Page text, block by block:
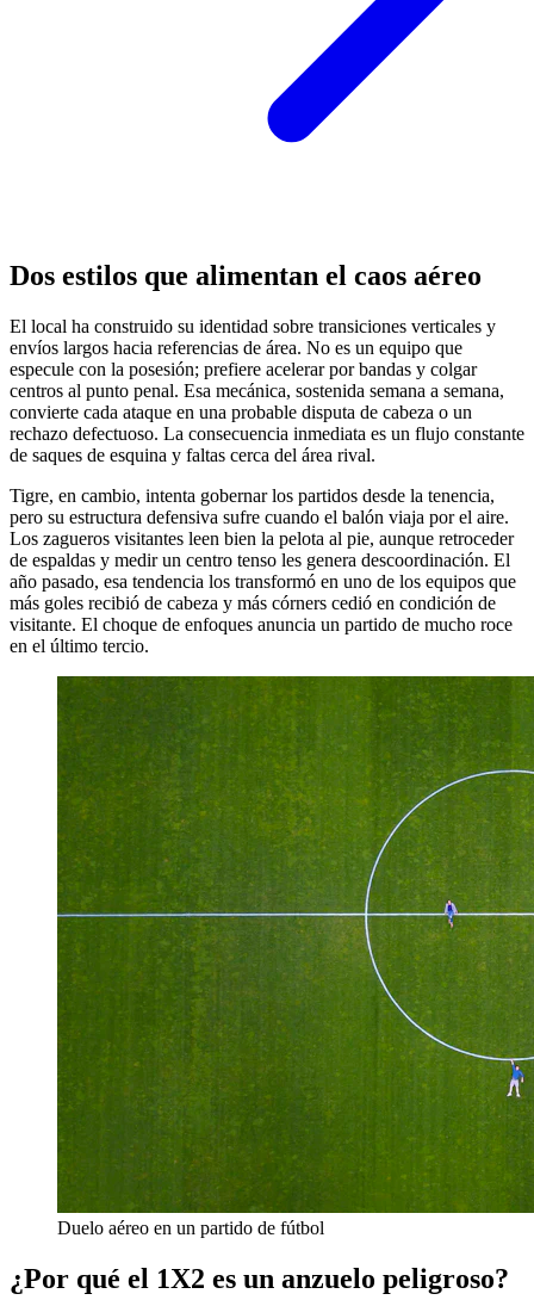
Dos estilos que alimentan el caos aéreo
El local ha construido su identidad sobre transiciones verticales y
envíos largos hacia referencias de área. No es un equipo que
especule con la posesión; prefiere acelerar por bandas y colgar
centros al punto penal. Esa mecánica, sostenida semana a semana,
convierte cada ataque en una probable disputa de cabeza o un
rechazo defectuoso. La consecuencia inmediata es un flujo constante
de saques de esquina y faltas cerca del área rival.
Tigre, en cambio, intenta gobernar los partidos desde la tenencia,
pero su estructura defensiva sufre cuando el balón viaja por el aire.
Los zagueros visitantes leen bien la pelota al pie, aunque retroceder
de espaldas y medir un centro tenso les genera descoordinación. El
año pasado, esa tendencia los transformó en uno de los equipos que
más goles recibió de cabeza y más córners cedió en condición de
visitante. El choque de enfoques anuncia un partido de mucho roce
en el último tercio.
Duelo aéreo en un partido de fútbol
¿Por qué el 1X2 es un anzuelo peligroso?